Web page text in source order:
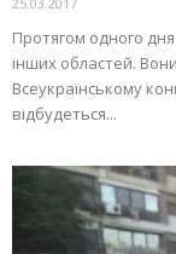
Протягом одного
інших областей.
Всеукраїнському
відбудеться...